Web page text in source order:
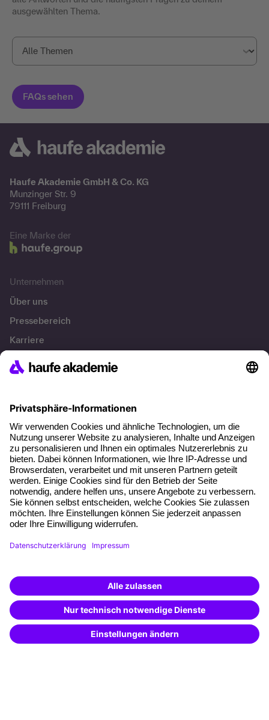
ausgewählten Thema.
Haufe Akademie GmbH & Co. KG
Munzinger Str. 9
79111 Freiburg
Eine Marke der
Unternehmen
Über uns
Pressebereich
Karriere
Referenzen
Über unser Angebot
Planungssicherheit
Freie Seminarplätze
Qualitätsstandards
Planung und Locations
Fördermöglichkeiten
Weiterbildungs-App
Besondere Angebote
Potenzialanalyse
Transfercoaching
Weiterbildung finden -
mit KI-Power!
Beschreibe was du suchst und erhalte
passende Weiterbildungen vomKI-Berater
– schnell und treffsicher.